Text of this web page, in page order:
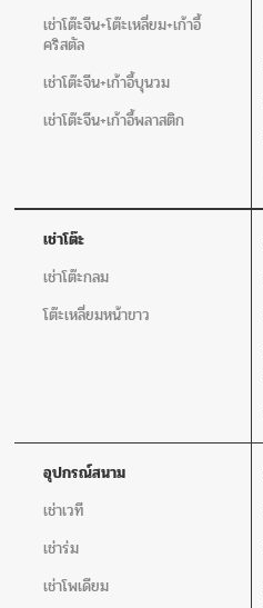
เช่าโต๊ะจีน+โต๊ะเหลี่ยม+เก้าอี้
คริสตัล
เช่าโต๊ะจีน+เก้าอี้บุนวม
เช่าโต๊ะจีน+เก้าอี้พลาสติก
เช่าโต๊ะ
เช่าโต๊ะกลม
โต๊ะเหลี่ยมหน้าขาว
อุปกรณ์สนาม
เช่าเวที
เช่าร่ม
เช่าโพเดียม